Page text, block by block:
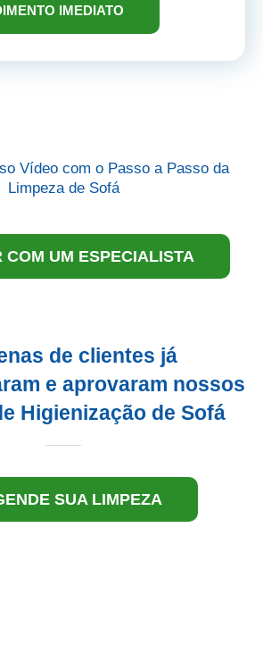
IMEDIATO
Vídeo com o Passo a Passo da
Limpeza de Sofá
COM UM ESPECIALISTA
de clientes já
e aprovaram nossos
Higienização de Sofá
SUA LIMPEZA